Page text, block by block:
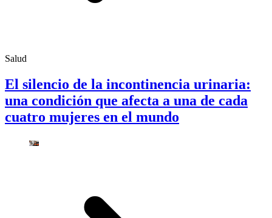
Salud
El silencio de la incontinencia urinaria:
una condición que afecta a una de cada
cuatro mujeres en el mundo